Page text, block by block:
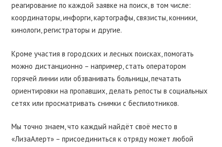
реагирование по каждой заявке на поиск, в том числе:
координаторы, инфорги, картографы, связисты, конники,
кинологи, регистраторы и другие.
Кроме участия в городских и лесных поисках, помогать
можно дистанционно – например, стать оператором
горячей линии или обзванивать больницы, печатать
ориентировки на пропавших, делать репосты в социальных
сетях или просматривать снимки с беспилотников.
Мы точно знаем, что каждый найдёт своё место в
«ЛизаАлерт» – присоединиться к отряду может любой